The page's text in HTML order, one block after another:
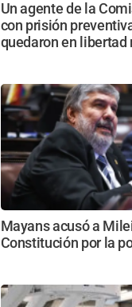
Un agente de la
con prisión
quedaron en libertad
Mayans acusó a
Constitución por la